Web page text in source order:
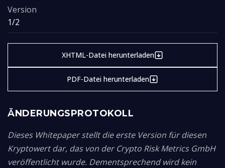
Version
1/2
XHTML-Datei herunterladen
PDF-Datei herunterladen
ÄNDERUNGSPROTOKOLL
Dieses Whitepaper stellt die erste Version für diesen
Kryptowert dar, das von der Crypto Risk Metrics GmbH
veröffentlicht wurde. Dementsprechend wird kein